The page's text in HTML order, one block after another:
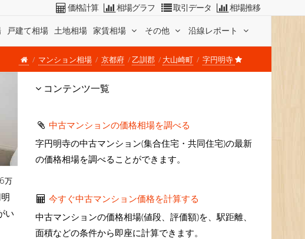
戸建て相場 土地相場 家賃相場 その他 沿線レポート
価格計算 相場グラフ 取引データ 相場推移
マンション相場 京都府 乙訓郡 大山崎町 字円明寺
万
い
コンテンツ一覧
中古マンションの価格相場を調べる
字円明寺の中古マンション(集合住宅・共同住宅)の最新
の価格相場を調べることができます。
今すぐ中古マンション価格を計算する
中古マンションの価格相場(値段、評価額)を、駅距離、
面積などの条件から即座に計算できます。